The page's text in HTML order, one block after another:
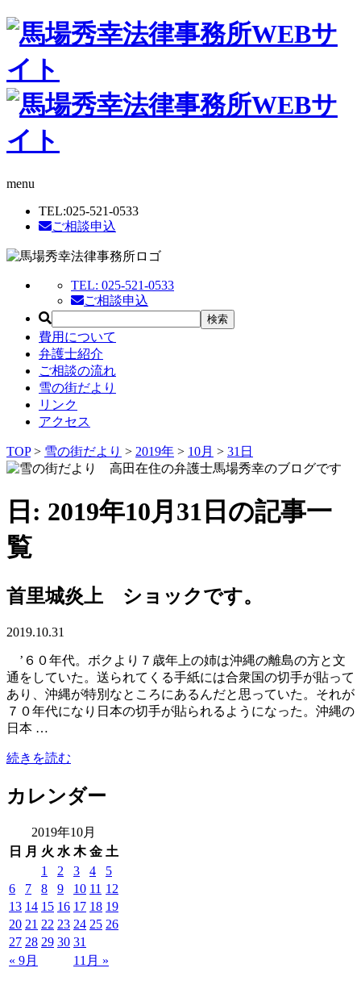
menu
TEL:025-521-0533
ご相談申込
TEL: 025-521-0533
ご相談申込
費用について
弁護士紹介
ご相談の流れ
雪の街だより
リンク
アクセス
TOP> 雪の街だより > 2019年 > 10月 > 31日
日: 2019年10月31日の記事一
覧
首里城炎上 ショックです。
2019.10.31
’６０年代。ボクより７歳年上の姉は沖縄の離島の方と文
通をしていた。送られてくる手紙には合衆国の切手が貼って
あり、沖縄が特別なところにあるんだと思っていた。それが
７０年代になり日本の切手が貼られるようになった。沖縄の
日本 …
続きを読む
カレンダー
2019年10月
日 月 火 水 木 金 土
« 9月 11月 »
1 2 3 4
5
6
7 8 9 10 11 12
13 14 15 16 17 18 19
20 21 22 23 24 25 26
27 28 29 30 31